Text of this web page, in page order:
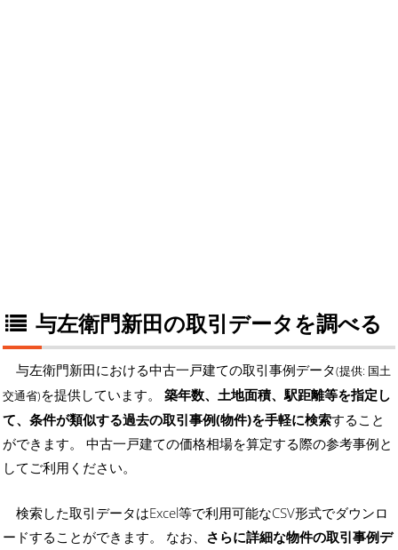
与左衛門新田の取引データを調べる
与左衛門新田における中古一戸建ての取引事例データ(提供: 国土
交通省)を提供しています。 築年数、土地面積、駅距離等を指定し
て、条件が類似する過去の取引事例(物件)を手軽に検索すること
ができます。 中古一戸建ての価格相場を算定する際の参考事例と
してご利用ください。
検索した取引データはExcel等で利用可能なCSV形式でダウンロ
ードすることができます。 なお、 さらに詳細な物件の取引事例デ